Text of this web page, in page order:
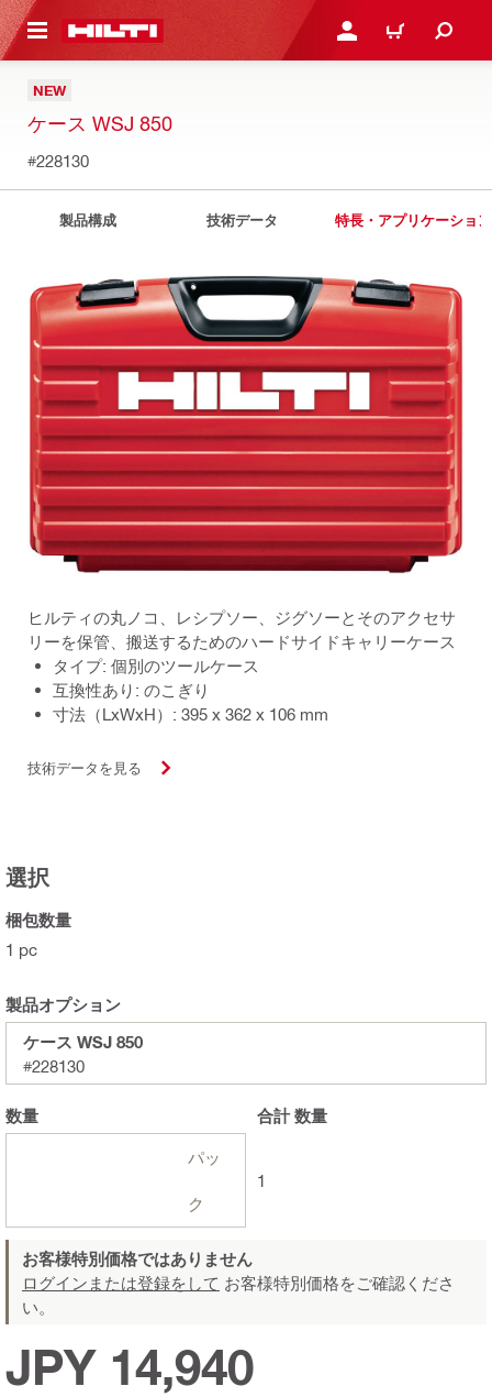
内容を表示 ログイン・新規オンライ
カート
NEW
ケース WSJ 850
#228130
製品構成 技術データ 特長・アプリケーション
ヒルティの丸ノコ、レシプソー、ジグソーとそのアクセサ
リーを保管、搬送するためのハードサイドキャリーケース
タイプ: 個別のツールケース
互換性あり: のこぎり
寸法（LxWxH）: 395 x 362 x 106 mm
技術データを見る
選択
梱包数量
1 pc
製品オプション
ケース WSJ 850
#228130
数量
パッ
ク
合計数量
1
お客様特別価格ではありません
ログインまたは登録をして お客様特別価格をご確認くださ
い。
JPY 14,940